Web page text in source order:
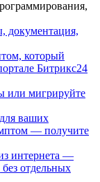
документация,
который
Битрикс24
или мигрируйте
ваших
— получите
интернета —
отдельных